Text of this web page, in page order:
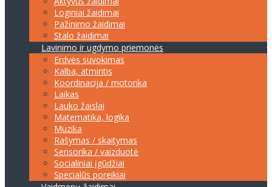
Loginiai žaidimai
Pažinimo žaidimai
Stalo žaidimai
Lavinimo ir ugdymo priemonės
Erdvės suvokimas
Kalba, atmintis
Koordinacija / motorika
Laikas
Lauko žaislai
Matematika, logika
Muzika
Rašymas / skaitymas
Sensorika / vaizduotė
Socialiniai įgūdžiai
Specialūs poreikiai